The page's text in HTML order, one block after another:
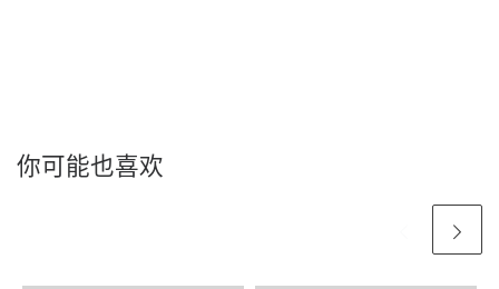
你可能也喜欢